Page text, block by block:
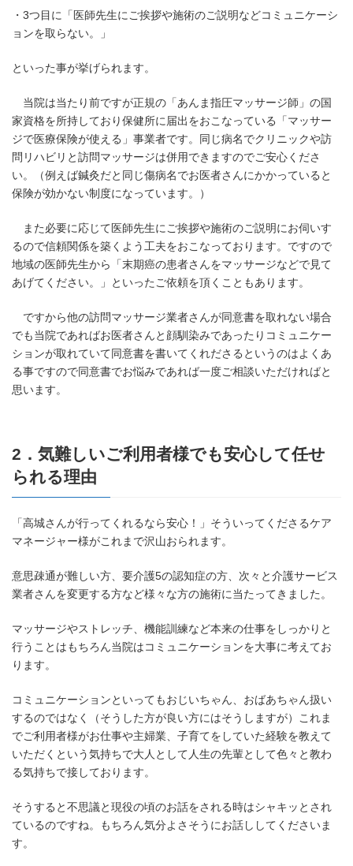
・3つ目に「医師先生にご挨拶や施術のご説明などコミュニケーシ
ョンを取らない。」
といった事が挙げられます。
当院は当たり前ですが正規の「あんま指圧マッサージ師」の国
家資格を所持しており保健所に届出をおこなっている「マッサー
ジで医療保険が使える」事業者です。同じ病名でクリニックや訪
問リハビリと訪問マッサージは併用できますのでご安心くださ
い。（例えば鍼灸だと同じ傷病名でお医者さんにかかっていると
保険が効かない制度になっています。）
また必要に応じて医師先生にご挨拶や施術のご説明にお伺いす
るので信頼関係を築くよう工夫をおこなっております。ですので
地域の医師先生から「末期癌の患者さんをマッサージなどで見て
あげてください。」といったご依頼を頂くこともあります。
ですから他の訪問マッサージ業者さんが同意書を取れない場合
でも当院であればお医者さんと顔馴染みであったりコミュニケー
ションが取れていて同意書を書いてくれださるというのはよくあ
る事ですので同意書でお悩みであれば一度ご相談いただければと
思います。
2．気難しいご利用者様でも安心して任せ
られる理由
「高城さんが行ってくれるなら安心！」そういってくださるケア
マネージャー様がこれまで沢山おられます。
意思疎通が難しい方、要介護5の認知症の方、次々と介護サービス
業者さんを変更する方など様々な方の施術に当たってきました。
マッサージやストレッチ、機能訓練など本来の仕事をしっかりと
行うことはもちろん当院はコミュニケーションを大事に考えてお
ります。
コミュニケーションといってもおじいちゃん、おばあちゃん扱い
するのではなく（そうした方が良い方にはそうしますが）これま
でご利用者様がお仕事や主婦業、子育てをしていた経験を教えて
いただくという気持ちで大人として人生の先輩として色々と教わ
る気持ちで接しております。
そうすると不思議と現役の頃のお話をされる時はシャキッとされ
ているのですね。もちろん気分よさそうにお話ししてくださいま
す。